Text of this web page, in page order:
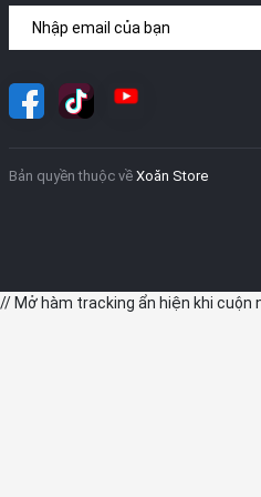
hút và vẫn được rất nhiều người
phẩm của nhà Apple này đã
Bản quyền thuộc về Xoăn Store
// Mở hàm tracking ẩn hiện khi cuộn